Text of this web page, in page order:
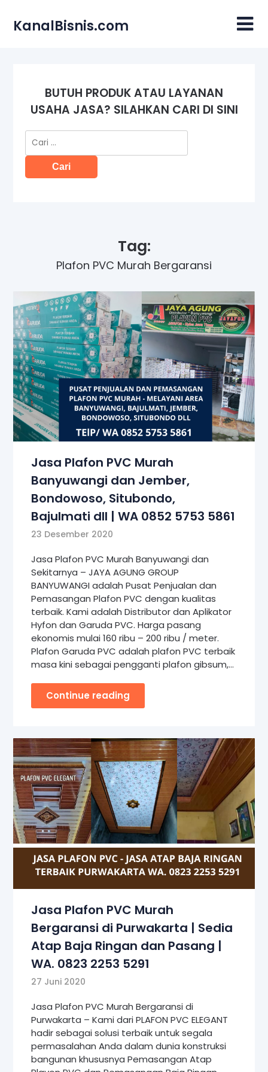
content
KanalBisnis.com
BUTUH PRODUK ATAU LAYANAN
USAHA JASA? SILAHKAN CARI DI SINI
Cari
untuk:
Tag:
Plafon PVC Murah Bergaransi
Jasa Plafon PVC Murah
Banyuwangi dan Jember,
Bondowoso, Situbondo,
Bajulmati dll | WA 0852 5753 5861
23 Desember 2020
Jasa Plafon PVC Murah Banyuwangi dan
Sekitarnya – JAYA AGUNG GROUP
BANYUWANGI adalah Pusat Penjualan dan
Pemasangan Plafon PVC dengan kualitas
terbaik. Kami adalah Distributor dan Aplikator
Hyfon dan Garuda PVC. Harga pasang
ekonomis mulai 160 ribu – 200 ribu / meter.
Plafon Garuda PVC adalah plafon PVC terbaik
masa kini sebagai pengganti plafon gibsum,…
Continue reading
Jasa Plafon PVC Murah
Bergaransi di Purwakarta | Sedia
Atap Baja Ringan dan Pasang |
WA. 0823 2253 5291
27 Juni 2020
Jasa Plafon PVC Murah Bergaransi di
Purwakarta – Kami dari PLAFON PVC ELEGANT
hadir sebagai solusi terbaik untuk segala
permasalahan Anda dalam dunia konstruksi
bangunan khususnya Pemasangan Atap